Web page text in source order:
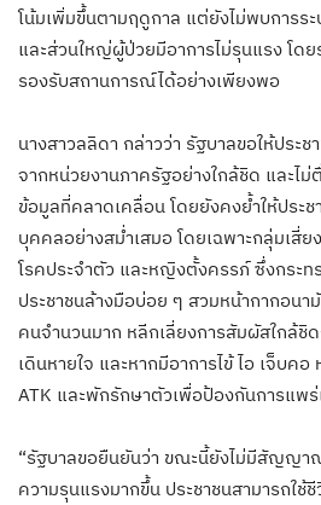
โน้มเพิ่มขึ้นตามฤดูกาล แต่ยังไม่พบการร
และส่วนใหญ่ผู้ป่วยมีอาการไม่รุนแรง โด
รองรับสถานการณ์ได้อย่างเพียงพอ
นางสาวลลิดา กล่าวว่า รัฐบาลขอให้ประ
จากหน่วยงานภาครัฐอย่างใกล้ชิด และไ
ข้อมูลที่คลาดเคลื่อน โดยยังคงย้ำให้ประ
บุคคลอย่างสม่ำเสมอ โดยเฉพาะกลุ่มเสี่
โรคประจำตัว และหญิงตั้งครรภ์ ซึ่งกระท
ประชาชนล้างมือบ่อย ๆ สวมหน้ากากอน
คนจำนวนมาก หลีกเลี่ยงการสัมผัสใกล้ชิ
เดินหายใจ และหากมีอาการไข้ ไอ เจ็บค
ATK และพักรักษาตัวเพื่อป้องกันการแพ
“รัฐบาลขอยืนยันว่า ขณะนี้ยังไม่มีสัญญา
ความรุนแรงมากขึ้น ประชาชนสามารถใช้